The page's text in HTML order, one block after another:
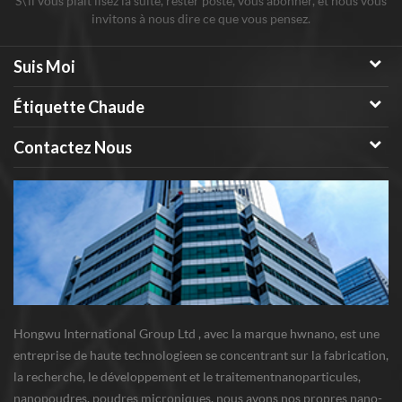
invitons à nous dire ce que vous pensez.
Suis Moi
Étiquette Chaude
Contactez Nous
Hongwu International Group Ltd , avec la marque hwnano, est une
entreprise de haute technologieen se concentrant sur la fabrication,
la recherche, le développement et le traitementnanoparticules,
nanopoudres, poudres microniques. nous avons nos propres nano-